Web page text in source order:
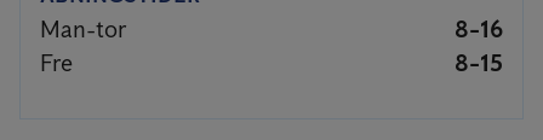
Man-tor
8-16
Fre
8-15